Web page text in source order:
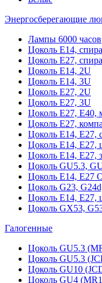
Энергосберегающие
Лампы 6000 часов
Цоколь Е14,
Цоколь Е27,
Цоколь Е14, 2U
Цоколь Е14, 3U
Цоколь Е27, 2U
Цоколь Е27, 3U
Цоколь Е27, Е40,
Цоколь Е27,
Цоколь Е14, Е27,
Цоколь Е14, Е27,
Цоколь Е14, Е27,
Цоколь GU5.3,
Цоколь Е14, Е27
Цоколь G23,
Цоколь Е14, Е27,
Цоколь GX53,
Галогенные
Цоколь GU5.3
Цоколь GU5.3
Цоколь GU10
Цоколь GU4